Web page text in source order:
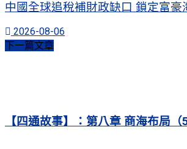
中國全球追稅補財政缺口 鎖定富豪
2026-08-06
下一篇文章
【四通故事】：第八章 商海布局